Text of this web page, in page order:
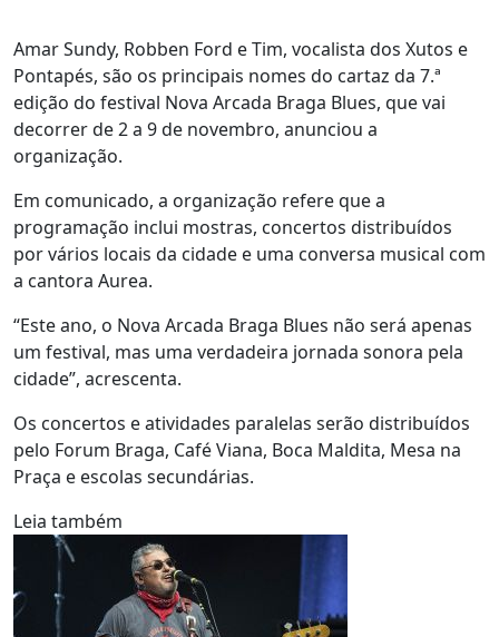
Amar Sundy, Robben Ford e Tim, vocalista dos Xutos e
Pontapés, são os principais nomes do cartaz da 7.ª
edição do festival Nova Arcada Braga Blues, que vai
decorrer de 2 a 9 de novembro, anunciou a
organização.
Em comunicado, a organização refere que a
programação inclui mostras, concertos distribuídos
por vários locais da cidade e uma conversa musical com
a cantora Aurea.
“Este ano, o Nova Arcada Braga Blues não será apenas
um festival, mas uma verdadeira jornada sonora pela
cidade”, acrescenta.
Os concertos e atividades paralelas serão distribuídos
pelo Forum Braga, Café Viana, Boca Maldita, Mesa na
Praça e escolas secundárias.
Leia também